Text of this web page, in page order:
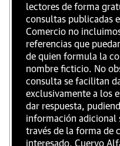
lectores de forma
consultas publicadas
Comercio no
referencias que
de quien formula la
nombre ficticio. No
consulta se facilitan
exclusivamente a los
dar respuesta,
información adicional
través de la forma de
interesado. Cuervo